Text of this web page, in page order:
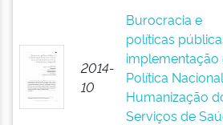
2014-
10
Burocracia e
políticas
implementação
Política
Humanização
Serviços de